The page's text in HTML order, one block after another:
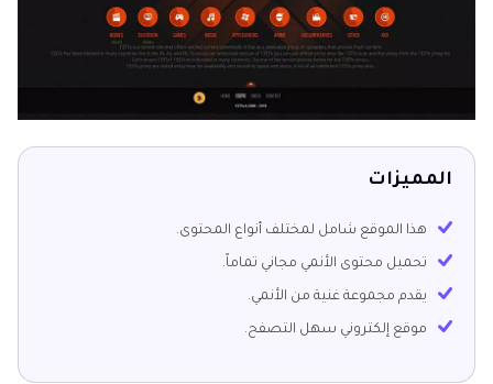
المميزات
هذا الموقع شامل لمختلف أنواع المحتوى.
تحميل محتوى الأنمي مجاني تماماً.
يقدم مجموعة غنية من الأنمي.
موقع إلكتروني سهل التصفح.